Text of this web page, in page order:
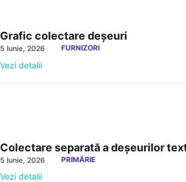
Grafic colectare deșeuri
5 Iunie, 2026 FURNIZORI
Vezi detalii
Colectare separată a deșeurilor
5 Iunie, 2026 PRIMĂRIE
Vezi detalii